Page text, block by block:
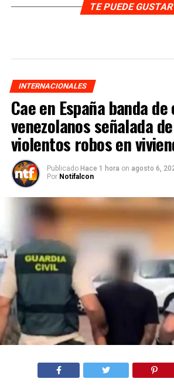
TE PUEDE GUSTAR
INTERNACIONALES
Cae en España banda
venezolanos señalada
violentos robos en
Publicado Hace 1 hora on agosto 6,
Por Notifalcon